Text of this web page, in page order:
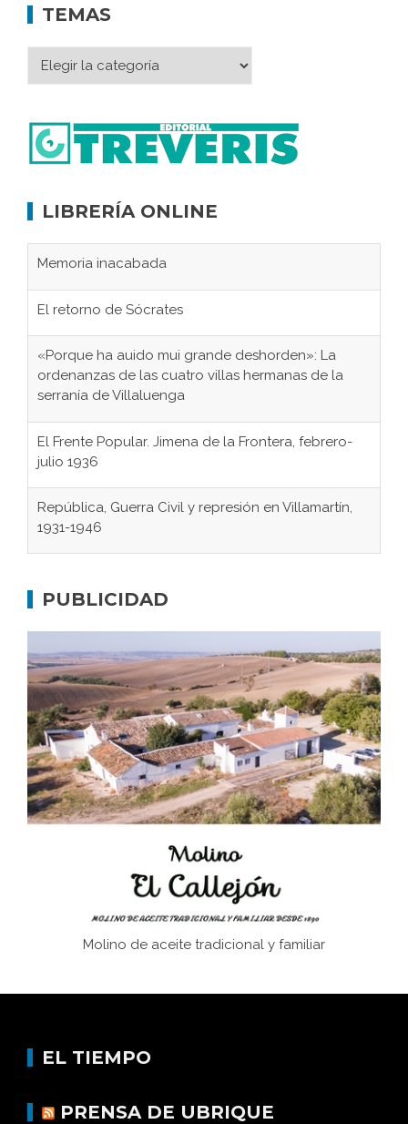
TEMAS
LIBRERÍA ONLINE
Memoria inacabada
El retorno de Sócrates
«Porque ha auido mui grande deshorden»: La
ordenanzas de las cuatro villas hermanas de la
serranía de Villaluenga
El Frente Popular. Jimena de la Frontera, febrero-
julio 1936
República, Guerra Civil y represión en Villamartín,
1931-1946
concentración nazis
Bornos
El Frente Popular. Ubrique, febrero-julio 1936
Juntar las letras. La alfabetización en el campo: del
afán de saber a la autogestión
Historia y vivencias del poblado de Los Hurones
PUBLICIDAD
Molino de aceite tradicional y familiar
EL TIEMPO
PRENSA DE UBRIQUE